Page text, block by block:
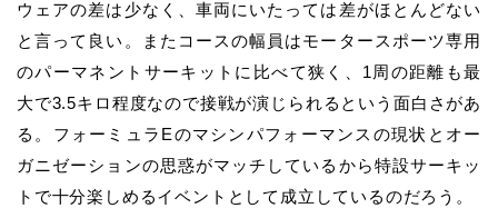
ウェアの差は少なく、車両にいたっては差がほとんどない
と言って良い。またコースの幅員はモータースポーツ専用
のパーマネントサーキットに比べて狭く、1周の距離も最
大で3.5キロ程度なので接戦が演じられるという面白さがあ
る。フォーミュラEのマシンパフォーマンスの現状とオー
ガニゼーションの思惑がマッチしているから特設サーキッ
トで十分楽しめるイベントとして成立しているのだろう。